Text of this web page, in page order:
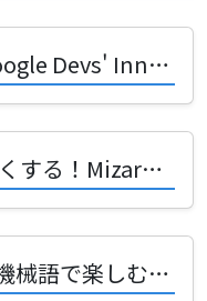
【公式ミラーリング】Google Devs' Innovative Crosstalk
割り算を魔法のように速くする！Mizarさんが語る計算高速化の秘密
令和にPC-9800を操る！機械語で楽しむ究極のレトロPC体験